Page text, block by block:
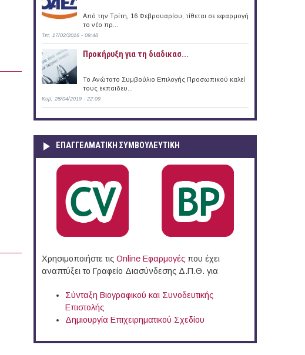
στην Ελλάδα (04/09/2015)
στην Ελλάδα (03/09/2015)
Από την Τρίτη, 16 Φεβρουαρίου, τίθεται σε εφαρμογή
το νέο πρ...
Τετ, 17/02/2016 - 09:48
Προκήρυξη για τη διαδικασ...
Το Ανώτατο Συμβούλιο Επιλογής Προσωπικού καλεί
τους εκπαιδευ...
Κυρ, 28/04/2019 - 22:09
ΕΠΑΓΓΕΛΜΑΤΙΚΉ ΣΥΜΒΟΥΛΕΥΤΙΚΉ
Χρησιμοποιήστε τις Online Eφαρμογές που έχει
αναπτύξει το Γραφείο Διασύνδεσης Δ.Π.Θ. για
Σύνταξη Βιογραφικού και Συνοδευτικής
Επιστολής
Δημιουργία Επιχειρηματικού Σχεδίου